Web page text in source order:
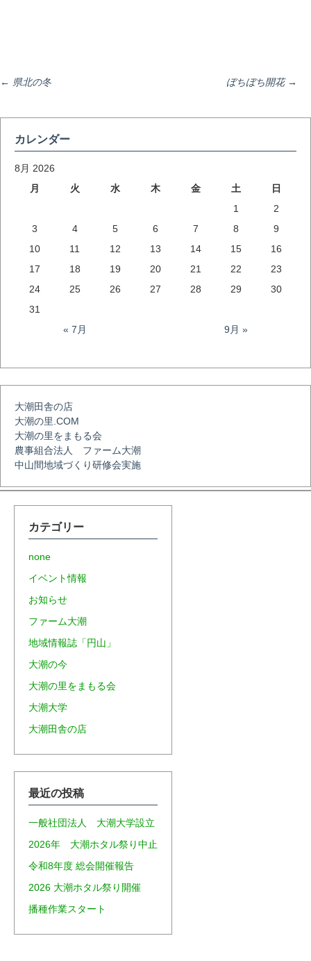
投
稿
ナ
ビ
ゲ
ー
ョ
ン
← 県北の冬 ぼちぼち開花 →
カレンダー
8月 2026
月
火 水 木 金 土
日
1
2
3
4 5 6 7 8
9
10
11 12 13 14 15
16
17
18 19 20 21 22
23
24
25 26 27 28 29
30
31
« 7月
9月 »
大潮田舎の店
大潮の里.COM
大潮の里をまもる会
農事組合法人 ファーム大潮
中山間地域づくり研修会実施
カテゴリー
none
イベント情報
お知らせ
ファーム大潮
地域情報誌「円山」
大潮の今
大潮の里をまもる会
大潮大学
大潮田舎の店
最近の投稿
一般社団法人 大潮大学設立
2026年 大潮ホタル祭り中止
令和8年度 総会開催報告
2026 大潮ホタル祭り開催
播種作業スタート